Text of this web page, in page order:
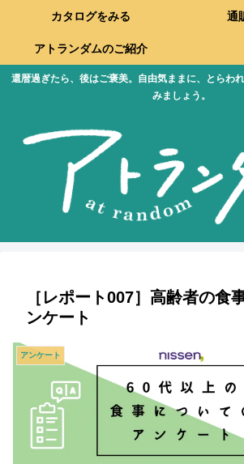
還暦過ぎたら、後はご褒美。自由気ままに、とらわ
みましょう。
カタログをみる 通
アトランダムのご紹介
［レポート007］高齢者の食
ンケート
アンケート